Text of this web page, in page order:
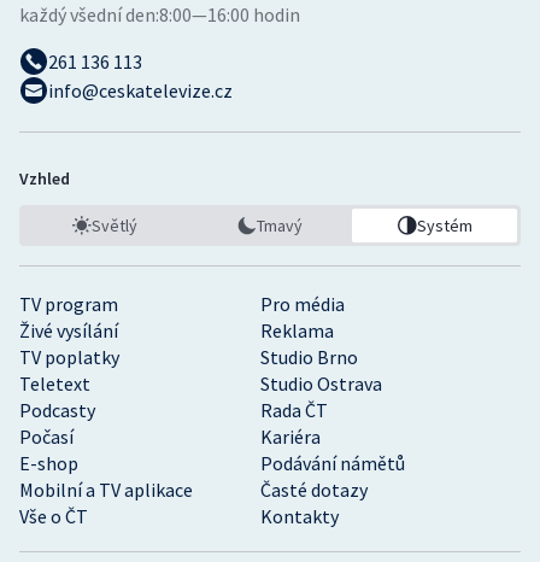
TV program
Pro média
Živé vysílání
Reklama
TV poplatky
Studio Brno
Teletext
Studio Ostrava
Podcasty
Rada ČT
Počasí
Kariéra
E-shop
Podávání námětů
Mobilní a TV aplikace
Časté dotazy
Vše o ČT
Kontakty
každý všední den:8:00—16:00 hodin
261 136 113
info@ceskatelevize.cz
Vzhled
Světlý Tmavý Systém